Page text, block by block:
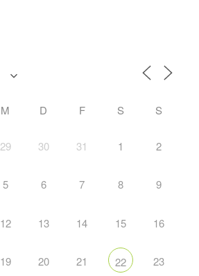
M D F S S
29 30 31 1 2
5 6 7 8 9
12 13 14 15 16
19 20 21 22 23